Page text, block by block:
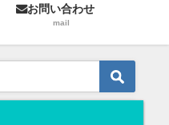
お問い合わせ
mail